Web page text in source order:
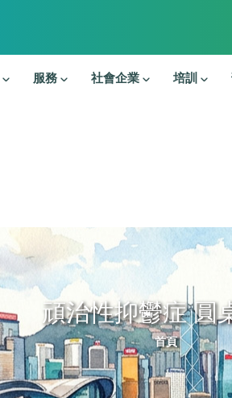
服務 社會企業 培訓
頑治性抑鬱症 圓
導航連
首頁